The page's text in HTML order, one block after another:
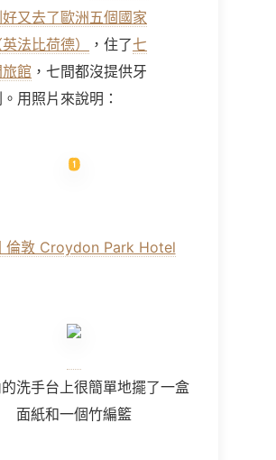
好又去了歐洲五個國家
英法比荷德）
，住了七
旅館 ，七間都沒提供牙
用照片來說明：
倫敦 Croydon Park Hotel
洗手台上很簡單地擺了一盒
面紙和一個竹編籃